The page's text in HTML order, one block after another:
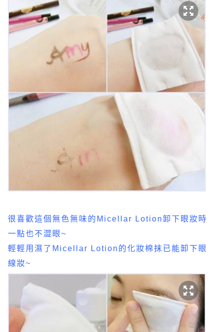
很喜歡這個無色無味的Micellar Lotion卸下眼妝時
一點也不澀眼~
輕輕用濕了Micellar Lotion的化妝棉抹已能卸下眼
線妝~